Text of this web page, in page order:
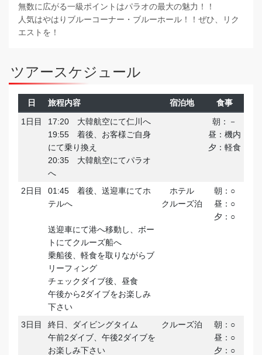
無数に広がる一級ポイントはパラオの最大の魅力！！
人気はやはりブルーコーナー・ブルーホール！！ぜひ、リク
エストを！
ツアースケジュール
日 旅程内容 宿泊地
食事
1日目
17:20 大韓航空にて仁川へ
19:55 着後、お客様ご自身
にて乗り換え
20:35 大韓航空にてパラオ
へ
朝：－
昼：機内
夕：軽食
2日目
01:45 着後、送迎車にてホ
テルへ
送迎車にて港へ移動し、ボー
トにてクルーズ船へ
乗船後、軽食を取りながらブ
リーフィング
チェックダイブ後、昼食
午後から2ダイブをお楽しみ
下さい
ホテル
クルーズ泊
朝：○
昼：○
夕：○
3日目
終日、ダイビングタイム
午前2ダイブ、午後2ダイブを
お楽しみ下さい
クルーズ泊
朝：○
昼：○
夕：○